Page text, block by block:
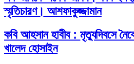
স্মৃতিচারণ। আশফাকুজ্জামান
কবি আহসান হাবীব : মৃত্যুদিবসে
খালেদ হোসাইন